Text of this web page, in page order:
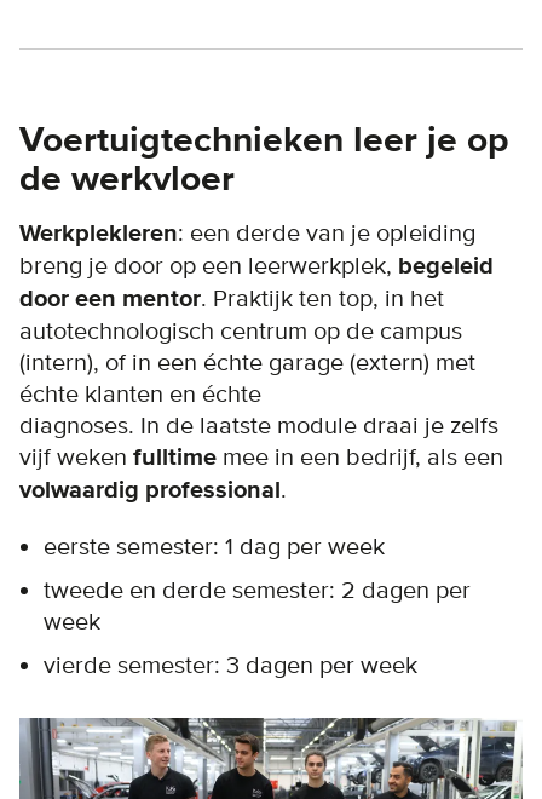
Voertuigtechnieken leer je op
de werkvloer
Werkplekleren: een derde van je opleiding
breng je door op een leerwerkplek, begeleid
door een mentor. Praktijk ten top, in het
autotechnologisch centrum op de campus
(intern), of in een échte garage (extern) met
échte klanten en échte
diagnoses. In de laatste module draai je zelfs
vijf weken fulltime mee in een bedrijf, als een
volwaardig professional.
eerste semester: 1 dag per week
tweede en derde semester: 2 dagen per
week
vierde semester: 3 dagen per week